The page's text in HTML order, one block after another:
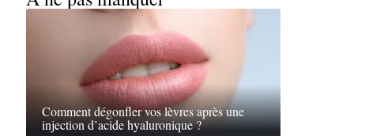
Comment dégonfler vos lèvres après une
injection d’acide hyaluronique ?